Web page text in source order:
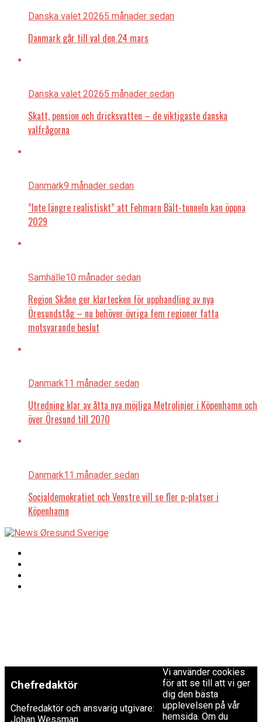
Danska valet 20265 månader sedan
Danmark går till val den 24 mars
Danska valet 20265 månader sedan
Skatt, pension och dricksvatten – de viktigaste danska
valfrågorna
Danmark9 månader sedan
”Inte längre realistiskt” att Fehmarn Bält-tunneln kan öppna
2029
Samhälle10 månader sedan
Region Skåne ger klartecken för upphandling av nya
Öresundståg – nu behöver övriga fem regioner fatta
motsvarande beslut
Danmark11 månader sedan
Utredning klar av åtta nya möjliga Metrolinjer i Köpenhamn och
över Öresund till 2070
Danmark11 månader sedan
Socialdemokratiet och Venstre vill se fler p-platser i
Köpenhamn
Chefredaktör
Chefredaktör och ansvarig utgivare:
Johan Wessman
Vi använder cookies
för att se till att vi ger
dig den bästa
upplevelsen på vår
hemsida. Om du